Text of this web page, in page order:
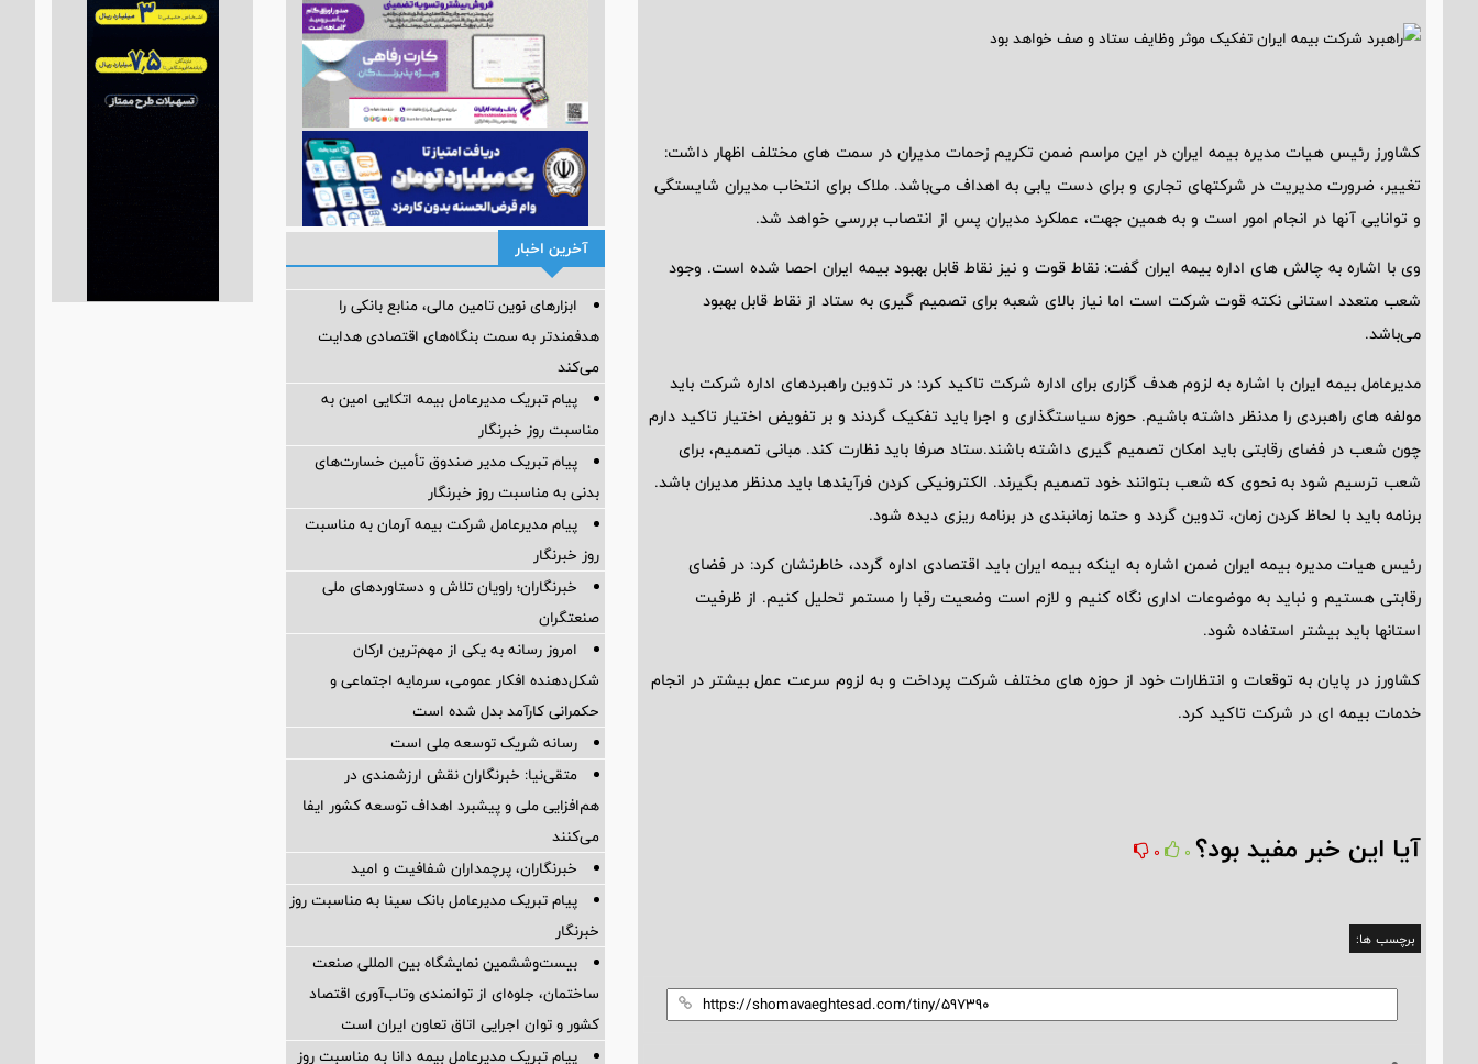
کشاورز رئیس هیات مدیره بیمه ایران در این مراسم ضمن تکریم زحمات مدیران در سمت های مختلف اظهار داشت:
تغییر، ضرورت مدیریت در شرکتهای تجاری و برای دست یابی به اهداف می‌باشد. ملاک برای انتخاب مدیران شایستگی
و توانایی آنها در انجام امور است و به همین جهت، عملکرد مدیران پس از انتصاب بررسی خواهد شد.
وی با اشاره به چالش های اداره بیمه ایران گفت: نقاط قوت و نیز نقاط قابل بهبود بیمه ایران احصا شده است. وجود
شعب متعدد استانی نکته قوت شرکت است اما نیاز بالای شعبه برای تصمیم گیری به ستاد از نقاط قابل بهبود
می‌باشد.
مدیرعامل بیمه ایران با اشاره به لزوم هدف گزاری برای اداره شرکت تاکید کرد: در تدوین راهبردهای اداره شرکت باید
مولفه های راهبردی را مدنظر داشته باشیم. حوزه سیاستگذاری و اجرا باید تفکیک گردند و بر تفویض اختیار تاکید دارم
چون شعب در فضای رقابتی باید امکان تصمیم گیری داشته باشند.ستاد صرفا باید نظارت کند. مبانی تصمیم، برای
شعب ترسیم شود به نحوی که شعب بتوانند خود تصمیم بگیرند. الکترونیکی کردن فرآیندها باید مدنظر مدیران باشد.
برنامه باید با لحاظ کردن زمان، تدوین گردد و حتما زمانبندی در برنامه ریزی دیده شود.
رئیس هیات مدیره بیمه ایران ضمن اشاره به اینکه بیمه ایران باید اقتصادی اداره گردد، خاطرنشان کرد: در فضای
رقابتی هستیم و نباید به موضوعات اداری نگاه کنیم و لازم است وضعیت رقبا را مستمر تحلیل کنیم. از ظرفیت
استانها باید بیشتر استفاده شود.
کشاورز در پایان به توقعات و انتظارات خود از حوزه های مختلف شرکت پرداخت و به لزوم سرعت عمل بیشتر در انجام
خدمات بیمه ای در شرکت تاکید کرد.
آیا این خبر مفید بود؟ 0
0
برچسب ها:
آخرین اخبار
ابزارهای نوین تامین مالی، منابع بانکی را
هدفمندتر به سمت بنگاه‌های اقتصادی هدایت
می‌کند
پیام تبریک مدیرعامل بیمه اتکایی امین به
مناسبت روز خبرنگار
پیام تبریک مدیر صندوق تأمین خسارت‌های
بدنی به مناسبت روز خبرنگار
پیام مدیرعامل شرکت بیمه آرمان به مناسبت
روز خبرنگار
خبرنگاران؛ راویان تلاش و دستاوردهای ملی
صنعتگران
امروز رسانه به یکی از مهم‌ترین ارکان
شکل‌دهنده افکار عمومی، سرمایه اجتماعی و
حکمرانی کارآمد بدل شده است
رسانه شریک توسعه ملی است
متقی‌نیا: خبرنگاران نقش ارزشمندی در
هم‌افزایی ملی و پیشبرد اهداف توسعه کشور ایفا
می‌کنند
خبرنگاران، پرچمداران شفافیت و امید
پیام تبریک مدیرعامل بانک سینا به مناسبت روز
خبرنگار
بیست‌وششمین نمایشگاه بین المللی صنعت
ساختمان، جلوه‌ای از توانمندی وتاب‌آوری اقتصاد
کشور و توان اجرایی اتاق تعاون ایران است
پیام ‌تبریک‌ مدیرعامل بیمه دانا به مناسبت روز